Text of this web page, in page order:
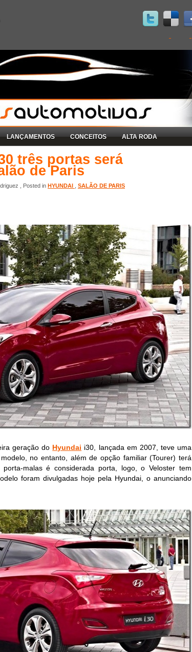
LANÇAMENTOS CONCEITOS ALTA RODA
três portas será
de Paris
, Posted in HYUNDAI SALÃO DE PARIS
geração do Hyundai i30, lançada em 2007, teve uma
no entanto, além de opção familiar (Tourer) terá
malas é considerada porta, logo, o Veloster tem
foram divulgadas hoje pela Hyundai, o anunciando